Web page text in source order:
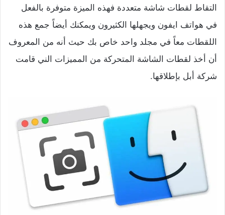
التقاط لقطات شاشة متعددة فهذه الميزة متوفرة بالفعل
في هواتف ايفون ويجهلها الكثيرون ويمكنك أيضاً جمع هذه
اللقطات معاً في مجلد واحد خاص بك حيث أنه من المعروف
أن أخذ لقطات الشاشة المتحركة من المميزات الني قامت
شركة أبل بإطلاقها.